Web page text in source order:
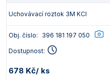
Uchovávací roztok 3M KCl
Obj. číslo: 396 181 197 050
Dostupnost:
678 Kč/ ks